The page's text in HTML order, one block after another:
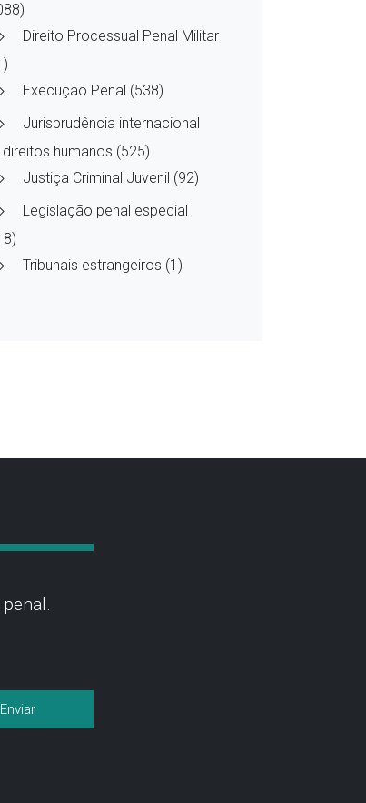
Direito Processual Penal Militar
Execução Penal (538)
Jurisprudência internacional
direitos humanos (525)
Justiça Criminal Juvenil (92)
Legislação penal especial
Tribunais estrangeiros (1)